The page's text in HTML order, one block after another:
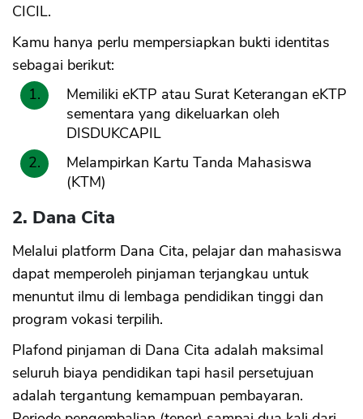
CICIL.
Kamu hanya perlu mempersiapkan bukti identitas
sebagai berikut:
Memiliki eKTP atau Surat Keterangan eKTP
sementara yang dikeluarkan oleh
DISDUKCAPIL
Melampirkan Kartu Tanda Mahasiswa
(KTM)
2. Dana Cita
Melalui platform Dana Cita, pelajar dan mahasiswa
dapat memperoleh pinjaman terjangkau untuk
menuntut ilmu di lembaga pendidikan tinggi dan
program vokasi terpilih.
Plafond pinjaman di Dana Cita adalah maksimal
seluruh biaya pendidikan tapi hasil persetujuan
adalah tergantung kemampuan pembayaran.